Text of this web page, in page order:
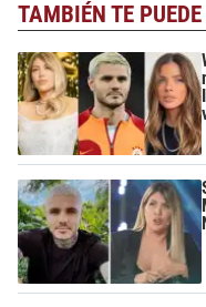
TAMBIÉN TE